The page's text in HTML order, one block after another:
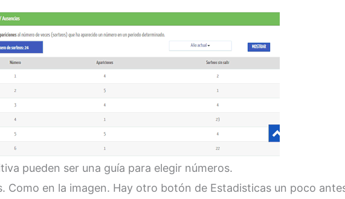
pueden ser una guía para elegir números.
Como en la imagen. Hay otro botón de Estadisticas un poco